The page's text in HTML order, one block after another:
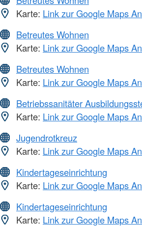
Karte: Link zur Google Maps
Betreutes Wohnen
Karte: Link zur Google Maps
Betreutes Wohnen
Karte: Link zur Google Maps
Betriebssanitäter
Karte: Link zur Google Maps
Jugendrotkreuz
Karte: Link zur Google Maps
Kindertageseinrichtung
Karte: Link zur Google Maps
Kindertageseinrichtung
Karte: Link zur Google Maps